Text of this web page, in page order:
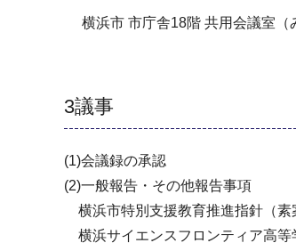
横浜市 市庁舎18階 共用会議室（
3議事
(1)会議録の承認
(2)一般報告・その他報告事項
横浜市特別支援教育推進指針（素
横浜サイエンスフロンティア高等